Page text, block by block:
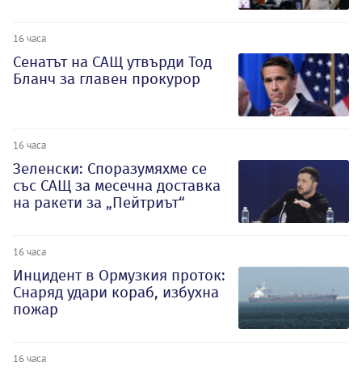
16 часа
Сенатът на САЩ утвърди Тод
Бланч за главен прокурор
16 часа
Зеленски: Споразумяхме се
със САЩ за месечна доставка
на ракети за „Пейтриът“
16 часа
Инцидент в Ормузкия проток:
Снаряд удари кораб, избухна
пожар
16 часа